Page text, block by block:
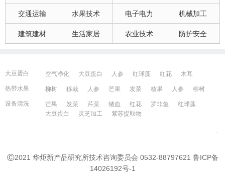
交通运输 水果技术 电子电力 机械加工
建筑建材 生活家居 农业技术 防护安全
大豆蛋白 空气净化 大豆蛋白 人参 红球藻 红花
木耳
红花
芒果 红球藻 芹菜 养鸭 芒果 芹菜
热带水果 柳树 移栽 人参 芒果 发菜 核果 人参
柳树
大豆蛋白
人参 发菜 猪血 红花 柳树
发菜
宁波百姓网
镇江百姓网 湖州百姓网
设备清洗 芒果 发菜 芹菜 猪血 红花 罗非鱼
红球藻
大豆蛋白
灵芝加工 紫苏提取物
©2021 华炬新产品研究所技术咨询委员会 0532-88797621 鲁ICP备
14026192号-1